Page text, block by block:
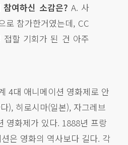
여하신 소감은? A. 사
로 참가한거였는데, CC
접할 기회가 된 건 아주
4대 애니메이션 영화제로 안
), 히로시마(일본), 자그레브
영화제가 있다. 1888년 프랑
은 영화의 역사보다 길다. 각